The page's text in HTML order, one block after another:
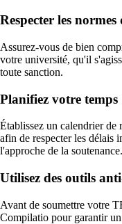
Respecter les
Assurez-vous de bien
votre université, qu'il
toute sanction.
Planifiez votre temps
Établissez un calendrier de
afin de respecter les délais
l'approche de la soutenance.
Utilisez des outils
Avant de soumettre votre
Compilatio pour garantir